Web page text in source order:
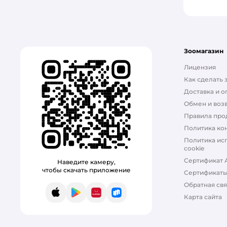
Наведите камеру,
чтобы скачать приложение
App StoreGoogle Play
AppGallery
RuStore
Зоомагазин
Лицензия
Как сделать
Доставка и
Обмен и
Правила
Политика
Политика
cookie
Сертификат
Сертификаты
Обратная
Карта сайта